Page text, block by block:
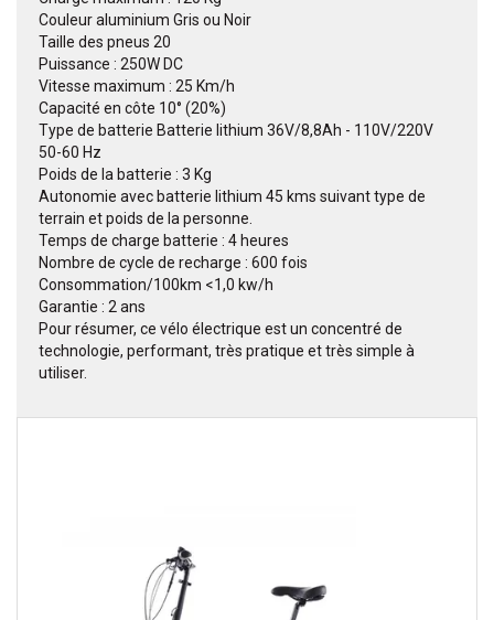
Couleur aluminium Gris ou Noir
Taille des pneus 20
Puissance : 250W DC
Vitesse maximum : 25 Km/h
Capacité en côte 10° (20%)
Type de batterie Batterie lithium 36V/8,8Ah - 110V/220V
50-60 Hz
Poids de la batterie : 3 Kg
Autonomie avec batterie lithium 45 kms suivant type de
terrain et poids de la personne.
Temps de charge batterie : 4 heures
Nombre de cycle de recharge : 600 fois
Consommation/100km <1,0 kw/h
Garantie : 2 ans
Pour résumer, ce vélo électrique est un concentré de
technologie, performant, très pratique et très simple à
utiliser.